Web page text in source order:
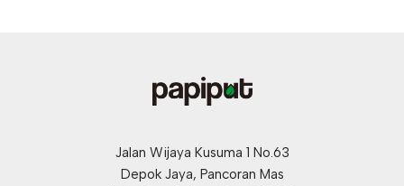
Jalan Wijaya Kusuma 1 No.63
Depok Jaya, Pancoran Mas